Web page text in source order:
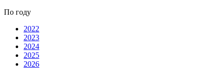
По году
2022
2023
2024
2025
2026